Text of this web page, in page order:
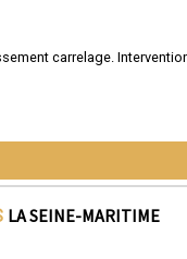
carrelage.
LA SEINE-MARITIME